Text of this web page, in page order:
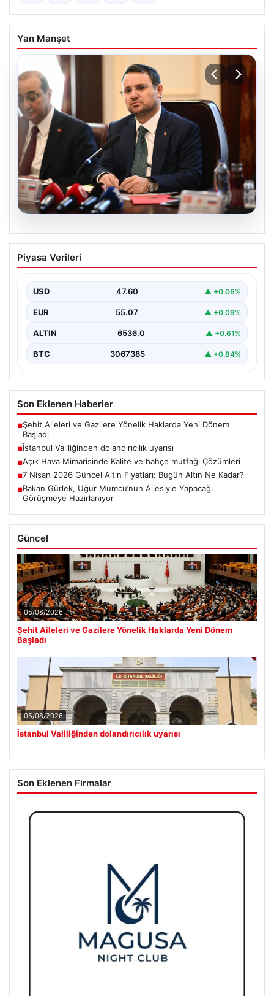
Yan Manşet
04.08.2026
Bakan Gürlek, Uğur Mumcu’nun
Ailesiyle Yapacağı Görüşmeye
Adalet Bakanı Akın Gürlek, gazeteci Uğur Mumcu’nun
için…
Piyasa Verileri
USD 47.60 ▲ +0.06%
EUR 55.07 ▲ +0.09%
ALTIN 6536.0 ▲ +0.61%
BTC 3067385 ▲ +0.84%
Son Eklenen Haberler
■Şehit Aileleri ve Gazilere Yönelik Haklarda Yeni Dönem
Başladı
■İstanbul Valiliğinden dolandırıcılık uyarısı
■Açık Hava Mimarisinde Kalite ve bahçe mutfağı Çözümleri
■7 Nisan 2026 Güncel Altın Fiyatları: Bugün Altın Ne Kadar?
■Bakan Gürlek, Uğur Mumcu’nun Ailesiyle Yapacağı
Görüşmeye Hazırlanıyor
Güncel
05/08/2026
Şehit Aileleri ve Gazilere Yönelik Haklarda Yeni Dönem
Başladı
05/08/2026
İstanbul Valiliğinden dolandırıcılık uyarısı
Son Eklenen Firmalar